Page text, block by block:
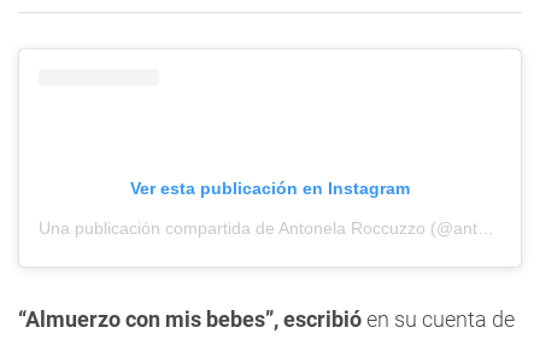
Ver esta publicación en Instagram
“Almuerzo con mis bebes”, escribióen su cuenta de